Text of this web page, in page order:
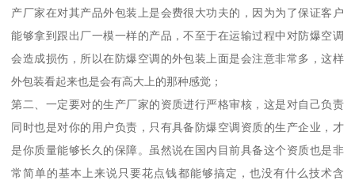
产厂家在对其产品外包装上是会费很大功夫的，因为为了保证客户
能够拿到跟出厂一模一样的产品，不至于在运输过程中对防爆空调
会造成损伤，所以在防爆空调的外包装上面是会注意非常多，这样
外包装看起来也是会有高大上的那种感觉；
第二、一定要对的生产厂家的资质进行严格审核，这是对自己负责
同时也是对你的用户负责，只有具备防爆空调资质的生产企业，才
是你质量能够长久的保障。虽然说在国内目前具备这个资质也是非
常简单的基本上来说只要花点钱都能够搞定，也没有什么技术含